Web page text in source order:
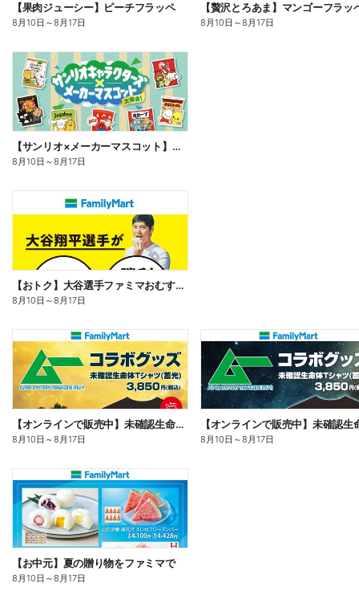
【果肉ジューシー】ピーチフラッペ
8月10日 ～8月17日
【贅沢とろあま】マンゴーフラッ
8月10日 ～8月17日
【サンリオ×メーカーマスコット】オリジナルグッズ貰える!
8月10日 ～8月17日
【おトク】大谷選手ファミマおむすび割
8月10日 ～8月17日
【オンラインで販売中】未確認生命体Tシャツ
8月10日 ～8月17日 8月10日 ～8月17日
【お中元】夏の贈り物をファミマで
8月10日 ～8月17日